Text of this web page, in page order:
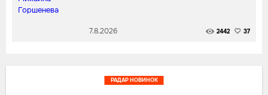
7.8.2026 2442 37
РАДАР НОВИНОК